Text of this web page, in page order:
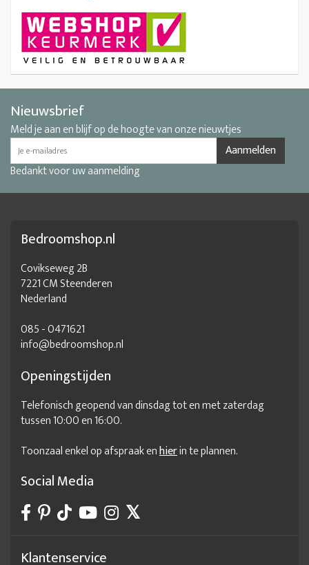
Nieuwsbrief
Meld je aan en blijf op de hoogte van onze nieuwtjes
Aanmelden
Bedankt voor uw aanmelding
Bedroomshop.nl
Covikseweg 2B
7221 CM Steenderen
Nederland
085 - 0471621
info@bedroomshop.nl
Openingstijden
Telefonisch geopend van dinsdag tot en met zaterdag
tussen 10:00 en 16:00.
Toonzaal enkel op afspraak enhierin te plannen.
Social Media
Klantenservice